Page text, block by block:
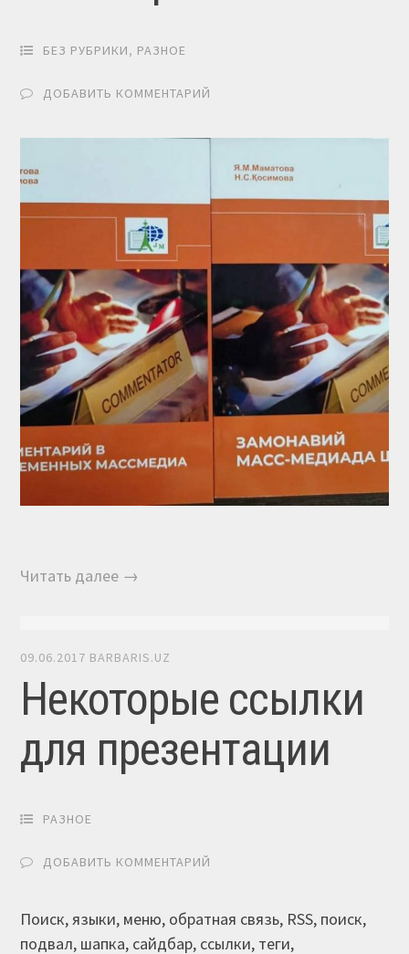
БЕЗ РУБРИКИ, РАЗНОЕ
ДОБАВИТЬ КОММЕНТАРИЙ
Читать далее →
09.06.2017 BARBARIS.UZ
Некоторые ссылки
для презентации
РАЗНОЕ
ДОБАВИТЬ КОММЕНТАРИЙ
Поиск, языки, меню, обратная связь, RSS, поиск,
подвал, шапка, сайдбар, ссылки, теги,